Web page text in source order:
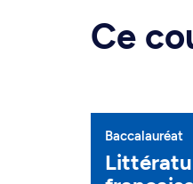
Ce
Baccalauréat